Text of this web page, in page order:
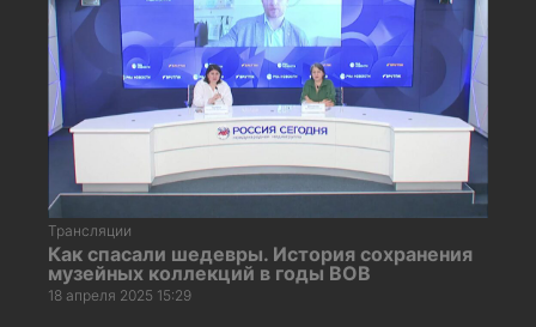
Трансляции
Как спасали шедевры. История сохранения
музейных коллекций в годы ВОВ
18 апреля 2025 15:29